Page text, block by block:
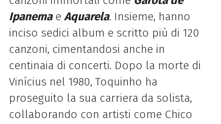
Ipanemae Aquarela. Insieme, hanno
inciso sedici album e scritto più di 120
canzoni, cimentandosi anche in
centinaia di concerti. Dopo la morte di
Vinícius nel 1980, Toquinho ha
proseguito la sua carriera da solista,
collaborando con artisti come Chico